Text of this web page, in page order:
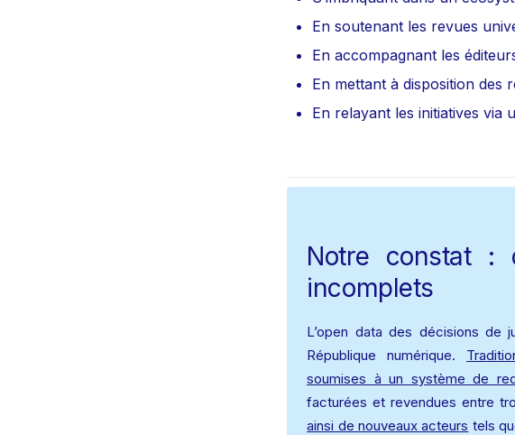
En soutenant les revues
En accompagnant les
En mettant à disposition des
En relayant les initiatives via
Notre constat :
incomplets
L’open data des décisions
République numérique.
soumises à un système de
facturées et revendues entre
ainsi de nouveaux acteurs tels